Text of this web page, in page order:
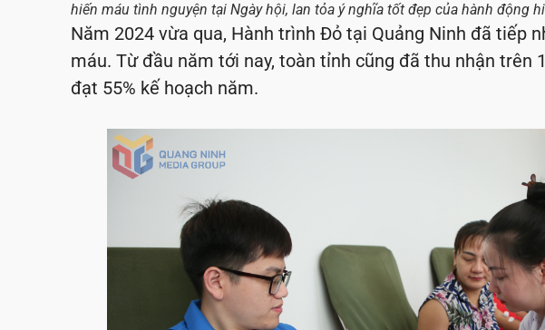
hiến máu tình nguyện tại Ngày hội, lan tỏa ý nghĩa tốt đẹp của hành động
Năm 2024 vừa qua, Hành trình Đỏ tại Quảng Ninh đã tiếp
máu. Từ đầu năm tới nay, toàn tỉnh cũng đã thu nhận trên
đạt 55% kế hoạch năm.